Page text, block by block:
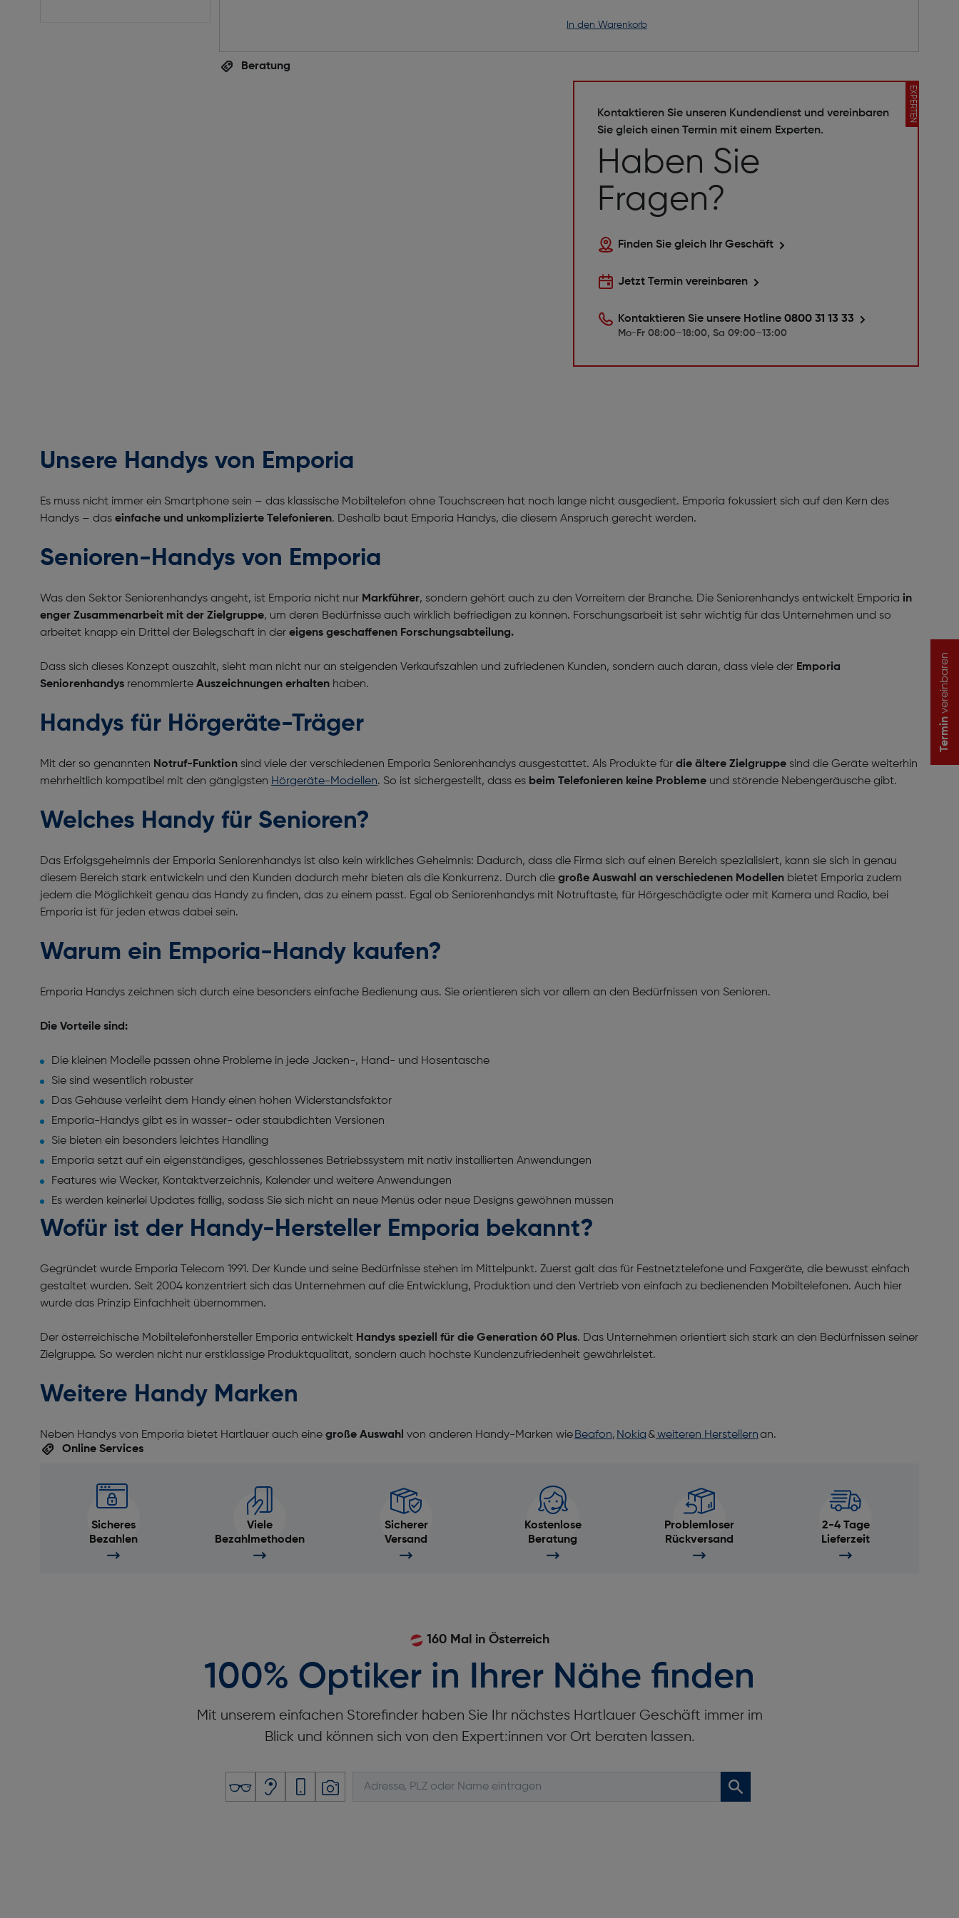
in den Warenkorb
Beratung
EXPERTEN
Kontaktieren Sie unseren Kundendienst und vereinbaren
Sie gleich einen Termin mit einem Experten.
Haben Sie
Fragen?
Finden Sie gleich Ihr Geschäft
Jetzt Termin vereinbaren
Kontaktieren Sie unsere Hotline0800 31 13 33
Mo-Fr 08:00–18:00, Sa 09:00–13:00
Unsere Handys von Emporia
Es muss nicht immer ein Smartphone sein – das klassische Mobiltelefon ohne Touchscreen hat noch lange nicht ausgedient. Emporia fokussiert sich auf den Kern des
Handys – das einfache und unkomplizierte Telefonieren. Deshalb baut Emporia Handys, die diesem Anspruch gerecht werden.
Senioren-Handys von Emporia
Was den Sektor Seniorenhandys angeht, ist Emporia nicht nur Markführer, sondern gehört auch zu den Vorreitern der Branche. Die Seniorenhandys entwickelt Emporia in
enger Zusammenarbeit mit der Zielgruppe, um deren Bedürfnisse auch wirklich befriedigen zu können. Forschungsarbeit ist sehr wichtig für das Unternehmen und so
arbeitet knapp ein Drittel der Belegschaft in der eigens geschaffenen Forschungsabteilung.
Dass sich dieses Konzept auszahlt, sieht man nicht nur an steigenden Verkaufszahlen und zufriedenen Kunden, sondern auch daran, dass viele der Emporia
Seniorenhandys renommierte Auszeichnungen erhalten haben.
Handys für Hörgeräte-Träger
Mit der so genannten Notruf-Funktion sind viele der verschiedenen Emporia Seniorenhandys ausgestattet. Als Produkte für die ältere Zielgruppe sind die Geräte weiterhin
mehrheitlich kompatibel mit den gängigsten Hörgeräte-Modellen. So ist sichergestellt, dass es beim Telefonieren keine Probleme und störende Nebengeräusche gibt.
Welches Handy für Senioren?
Das Erfolgsgeheimnis der Emporia Seniorenhandys ist also kein wirkliches Geheimnis: Dadurch, dass die Firma sich auf einen Bereich spezialisiert, kann sie sich in genau
diesem Bereich stark entwickeln und den Kunden dadurch mehr bieten als die Konkurrenz. Durch die große Auswahl an verschiedenen Modellen bietet Emporia zudem
jedem die Möglichkeit genau das Handy zu finden, das zu einem passt. Egal ob Seniorenhandys mit Notruftaste, für Hörgeschädigte oder mit Kamera und Radio, bei
Emporia ist für jeden etwas dabei sein.
Warum ein Emporia-Handy kaufen?
Emporia Handys zeichnen sich durch eine besonders einfache Bedienung aus. Sie orientieren sich vor allem an den Bedürfnissen von Senioren.
Die Vorteile sind:
Die kleinen Modelle passen ohne Probleme in jede Jacken-, Hand- und Hosentasche
Sie sind wesentlich robuster
Das Gehäuse verleiht dem Handy einen hohen Widerstandsfaktor
Emporia-Handys gibt es in wasser- oder staubdichten Versionen
Sie bieten ein besonders leichtes Handling
Emporia setzt auf ein eigenständiges, geschlossenes Betriebssystem mit nativ installierten Anwendungen
Features wie Wecker, Kontaktverzeichnis, Kalender und weitere Anwendungen
Es werden keinerlei Updates fällig, sodass Sie sich nicht an neue Menüs oder neue Designs gewöhnen müssen
Wofür ist der Handy-Hersteller Emporia bekannt?
Gegründet wurde Emporia Telecom 1991. Der Kunde und seine Bedürfnisse stehen im Mittelpunkt. Zuerst galt das für Festnetztelefone und Faxgeräte, die bewusst einfach
gestaltet wurden. Seit 2004 konzentriert sich das Unternehmen auf die Entwicklung, Produktion und den Vertrieb von einfach zu bedienenden Mobiltelefonen. Auch hier
wurde das Prinzip Einfachheit übernommen.
Der österreichische Mobiltelefonhersteller Emporia entwickelt Handys speziell für die Generation 60 Plus. Das Unternehmen orientiert sich stark an den Bedürfnissen seiner
Zielgruppe. So werden nicht nur erstklassige Produktqualität, sondern auch höchste Kundenzufriedenheit gewährleistet.
Weitere Handy Marken
Neben Handys von Emporia bietet Hartlauer auch eine große Auswahl von anderen Handy-Marken wie Beafon, Nokia &weiteren Herstellernan.
Online Services
Sicheres
Bezahlen
Viele
Bezahlmethoden
Sicherer
Versand
Kostenlose
Beratung
Problemloser
Rückversand
2-4 Tage
Lieferzeit
160 Mal in Österreich
100% Optiker in Ihrer Nähe finden
Mit unserem einfachen Storefinder haben Sie Ihr nächstes Hartlauer Geschäft immer im
Blick und können sich von den Expert:innen vor Ort beraten lassen.
Termin
vereinbaren